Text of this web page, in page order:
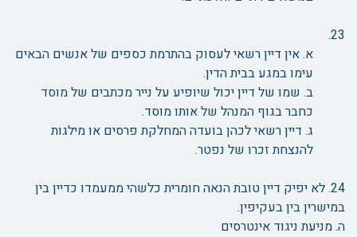
23.
א. אין דיין רשאי לעסוק בהתרמת כספים של אנשים הבאים
עימו במגע בבית הדין.
ב. שמו של דיין יכול שיופיע על נייר מכתבים של מוסד
כחבר בגוף המנהל של אותו מוסד.
ג. דיין רשאי לכהן בועדה המחלקת פרסים או מילגות
להנצחת זכרו של נפטר.
24. לא יפיק דיין טובת הנאה חומרית כלשהי ממעמדו כדיין בין
במישרין בין בעקיפין.
ה. מניעת ניגוד אינטרסים